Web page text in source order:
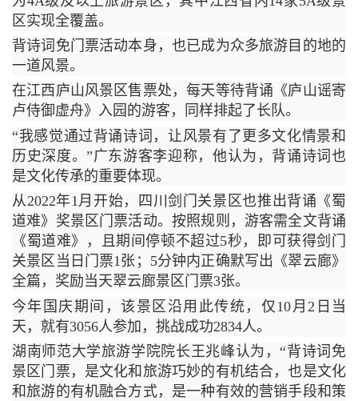
区实现全覆盖。
背诗词免门票活动本身，也已成为众多旅游目的地的
一道风景。
在江西庐山风景区售票处，每天等待背诵《庐山谣寄
卢侍御虚舟》入园的游客，同样排起了长队。
“我感觉通过背诵诗词，让风景有了更多文化情景和
历史深度。”广东游客李迎称，他认为，背诵诗词也
是文化传承的重要体现。
从2022年1月开始，四川剑门关景区也推出背诵《蜀
道难》奖景区门票活动。按照规则，游客需全文背诵
《蜀道难》，且期间停顿不超过5秒，即可获得剑门
关景区当日门票1张；5分钟内正确默写出《翠云廊》
全篇，奖励当天翠云廊景区门票3张。
今年国庆期间，该景区沿用此传统，仅10月2日当
天，就有3056人参加，挑战成功2834人。
湖南师范大学旅游学院院长王兆峰认为，“背诗词免
景区门票，是文化和旅游巧妙的有机结合，也是文化
和旅游的有机融合方式，是一种有效的营销手段和策